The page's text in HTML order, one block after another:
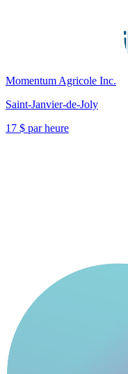
Momentum Agricole Inc.
Saint-Janvier-de-Joly
17 $ par heure